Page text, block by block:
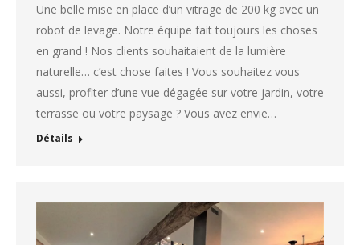
Une belle mise en place d’un vitrage de 200 kg avec un
robot de levage. Notre équipe fait toujours les choses
en grand ! Nos clients souhaitaient de la lumière
naturelle… c’est chose faites ! Vous souhaitez vous
aussi, profiter d’une vue dégagée sur votre jardin, votre
terrasse ou votre paysage ? Vous avez envie…
Détails